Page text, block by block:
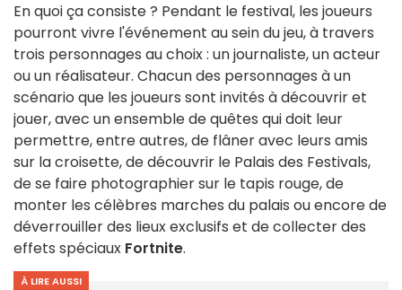
En quoi ça consiste ? Pendant le festival, les joueurs
pourront vivre l'événement au sein du jeu, à travers
trois personnages au choix : un journaliste, un acteur
ou un réalisateur. Chacun des personnages à un
scénario que les joueurs sont invités à découvrir et
jouer, avec un ensemble de quêtes qui doit leur
permettre, entre autres, de flâner avec leurs amis
sur la croisette, de découvrir le Palais des Festivals,
de se faire photographier sur le tapis rouge, de
monter les célèbres marches du palais ou encore de
déverrouiller des lieux exclusifs et de collecter des
effets spéciaux Fortnite.
À LIRE AUSSI